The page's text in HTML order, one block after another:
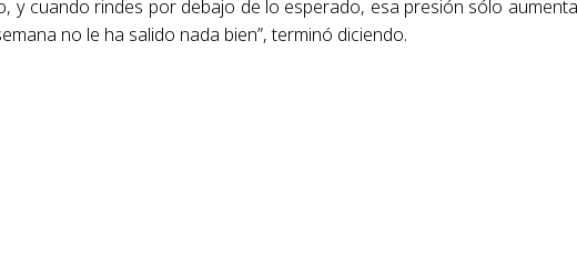
y cuando rindes por debajo de lo esperado, esa presión sólo
no le ha salido nada bien”, terminó diciendo.